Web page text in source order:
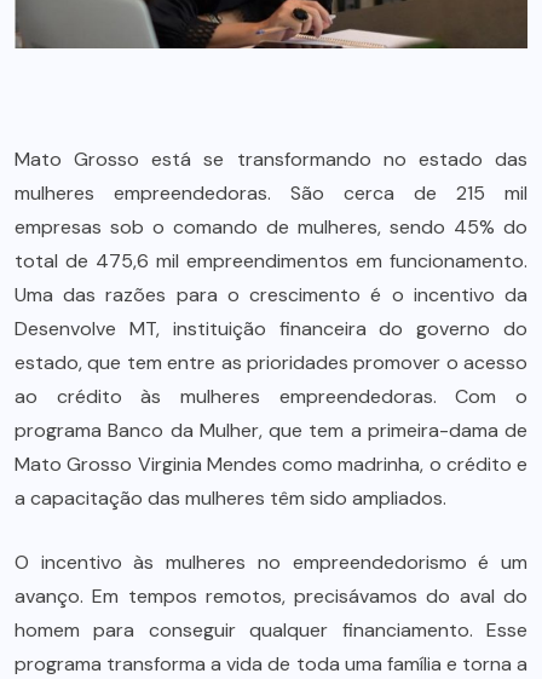
Mato Grosso está se transformando no estado das
mulheres empreendedoras. São cerca de 215 mil
empresas sob o comando de mulheres, sendo 45% do
total de 475,6 mil empreendimentos em funcionamento.
Uma das razões para o crescimento é o incentivo da
Desenvolve MT, instituição financeira do governo do
estado, que tem entre as prioridades promover o acesso
ao crédito às mulheres empreendedoras. Com o
programa Banco da Mulher, que tem a primeira-dama de
Mato Grosso Virginia Mendes como madrinha, o crédito e
a capacitação das mulheres têm sido ampliados.
O incentivo às mulheres no empreendedorismo é um
avanço. Em tempos remotos, precisávamos do aval do
homem para conseguir qualquer financiamento. Esse
programa transforma a vida de toda uma família e torna a